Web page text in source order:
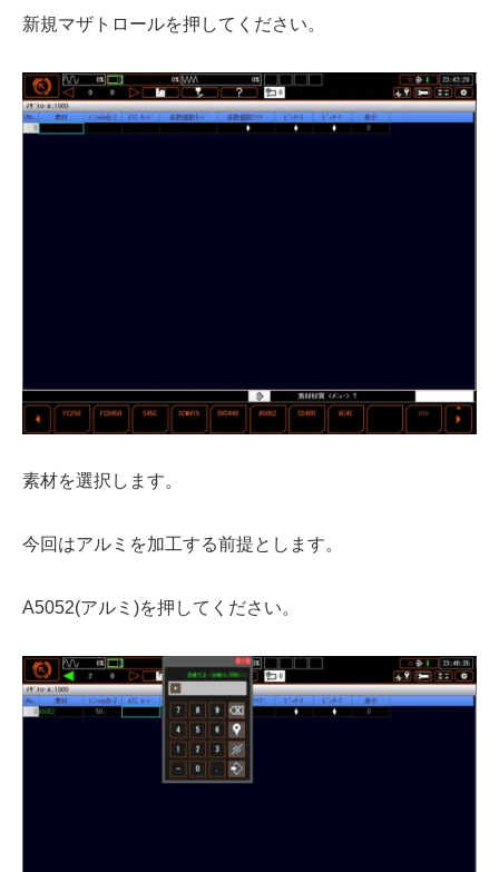
新規マザトロールを押してください。
素材を選択します。
今回はアルミを加工する前提とします。
A5052(アルミ)を押してください。